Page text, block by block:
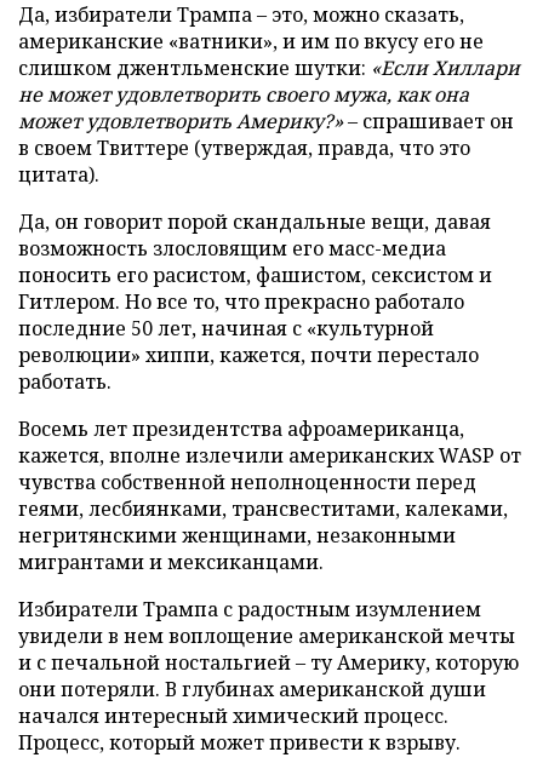
Да, избиратели Трампа – это, можно сказать,
американские «ватники», и им по вкусу его не
слишком джентльменские шутки: «Если Хиллари
не может удовлетворить своего мужа, как она
может удовлетворить Америку?»– спрашивает он
в своем Твиттере (утверждая, правда, что это
цитата).
Да, он говорит порой скандальные вещи, давая
возможность злословящим его масс-медиа
поносить его расистом, фашистом, сексистом и
Гитлером. Но все то, что прекрасно работало
последние 50 лет, начиная с «культурной
революции» хиппи, кажется, почти перестало
работать.
Восемь лет президентства афроамериканца,
кажется, вполне излечили американских WASP от
чувства собственной неполноценности перед
геями, лесбиянками, трансвеститами, калеками,
негритянскими женщинами, незаконными
мигрантами и мексиканцами.
Избиратели Трампа с радостным изумлением
увидели в нем воплощение американской мечты
и с печальной ностальгией – ту Америку, которую
они потеряли. В глубинах американской души
начался интересный химический процесс.
Процесс, который может привести к взрыву.